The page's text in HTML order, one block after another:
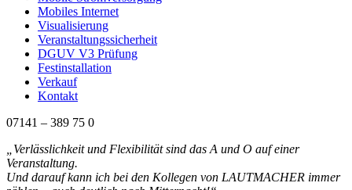
Mobiles Internet
Visualisierung
Veranstaltungssicherheit
DGUV V3 Prüfung
Festinstallation
Verkauf
Kontakt
07141 – 389 75 0
„Verlässlichkeit und Flexibilität sind das A und O auf einer
Veranstaltung.
Und darauf kann ich bei den Kollegen von LAUTMACHER immer